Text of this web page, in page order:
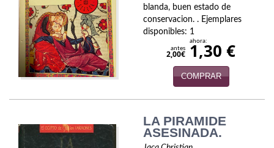
Filosofía
Física y Química
Física y química
historia
blanda, buen estado de
conservacion. . Ejemplares
disponibles: 1
antes
2,00€
ahora:
1,30 €
COMPRAR
LA PIRAMIDE
ASESINADA.